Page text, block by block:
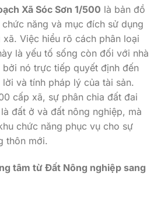
Xã Sóc Sơn 1/500 là bản đồ
năng và mục đích sử dụng
Việc hiểu rõ cách phân loại
là yếu tố sống còn đối với nhà
nó trực tiếp quyết định đến
và tính pháp lý của tài sản.
cấp xã, sự phân chia đất đai
đất ở và đất nông nghiệp, mà
chức năng phục vụ cho sự
thôn mới.
tâm từ Đất Nông nghiệp sang